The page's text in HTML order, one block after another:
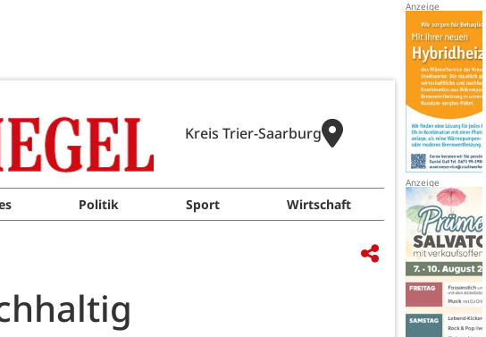
Kreis Trier-Saarburg
Politik Sport Wirtschaft